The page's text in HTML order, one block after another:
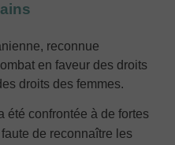
reconnue
en faveur des droits
droits des femmes.
été confrontée à de fortes
de reconnaître les